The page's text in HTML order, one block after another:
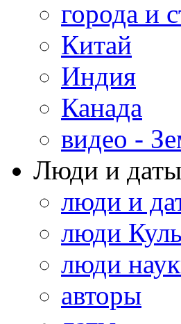
города и
Китай
Индия
Канада
видео -
Люди и даты
люди и
люди
люди
авторы